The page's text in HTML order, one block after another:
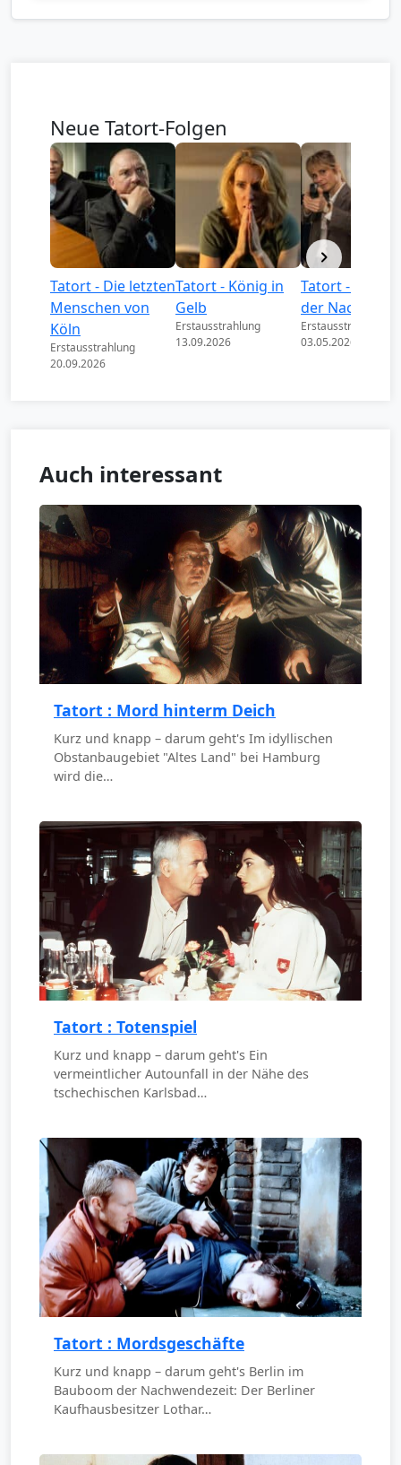
Neue Tatort-Folgen
Tatort - Die letzten
Menschen von
Köln
Erstausstrahlung
20.09.2026
Tatort - König in
Gelb
Erstausstrahlung
13.09.2026
Tatort - Könige
der Nacht
Erstausstrahlung
03.05.2026
Auch interessant
Tatort : Mord hinterm Deich
Kurz und knapp – darum geht's Im idyllischen
Obstanbaugebiet "Altes Land" bei Hamburg
wird die…
Tatort : Totenspiel
Kurz und knapp – darum geht's Ein
vermeintlicher Autounfall in der Nähe des
tschechischen Karlsbad…
Tatort : Mordsgeschäfte
Kurz und knapp – darum geht's Berlin im
Bauboom der Nachwendezeit: Der Berliner
Kaufhausbesitzer Lothar…